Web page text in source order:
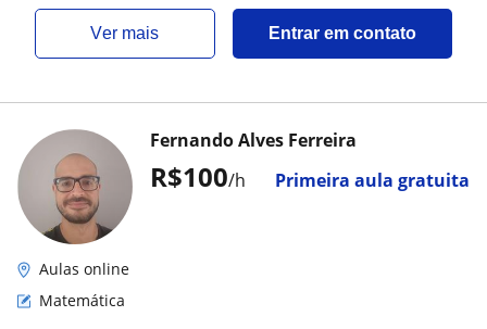
ver mais Entrar em contato
R$100/h Primeira aula gratuita
Fernando Alves Ferreira
Aulas online
Matemática